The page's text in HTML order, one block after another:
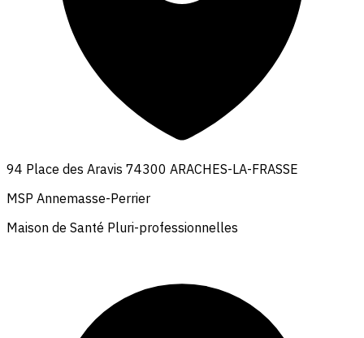
94 Place des Aravis 74300 ARACHES-LA-FRASSE
MSP Annemasse-Perrier
Maison de Santé Pluri-professionnelles